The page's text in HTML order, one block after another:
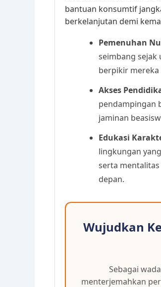
bantuan konsumtif
berkelanjutan demi
Pemenuhan
seimbang sejak
berpikir
Akses
pendampingan
jaminan
Edukasi
lingkungan
serta
depan.
Wujudkan
Sebagai
menterjemahkan